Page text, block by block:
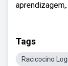
aprendizagem,.
Tags
Racicocino